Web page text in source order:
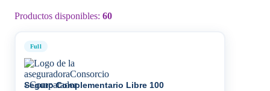
Productos disponibles: 60
Full
Seguro Complementario Libre 100